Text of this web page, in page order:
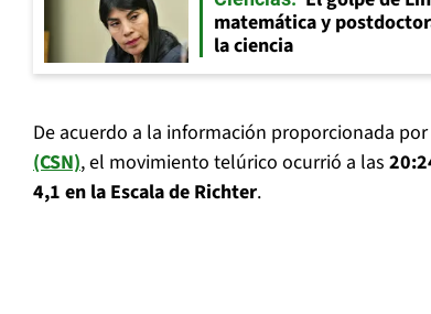
matemática y
la ciencia
De acuerdo a la información proporcionada
(CSN), el movimiento telúrico ocurrió a las
4,1 en la Escala de Richter.